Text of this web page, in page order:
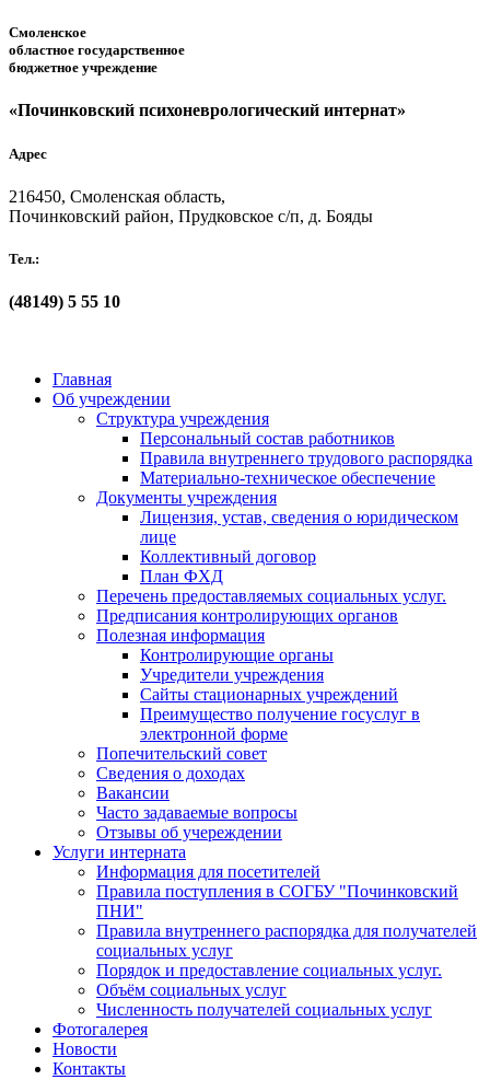
Смоленское
областное государственное
бюджетное учреждение
«Починковский психоневрологический интернат»
Адрес
216450, Смоленская область,
Починковский район, Прудковское с/п, д. Бояды
Тел.:
(48149) 5 55 10
Главная
Об учреждении
Структура учреждения
Персональный состав работников
Правила внутреннего трудового распорядка
Материально-техническое обеспечение
Документы учреждения
Лицензия, устав, сведения о юридическом
лице
Коллективный договор
План ФХД
Перечень предоставляемых социальных услуг.
Предписания контролирующих органов
Полезная информация
Контролирующие органы
Учредители учреждения
Сайты стационарных учреждений
Преимущество получение госуслуг в
электронной форме
Попечительский совет
Сведения о доходах
Вакансии
Часто задаваемые вопросы
Отзывы об учереждении
Услуги интерната
Информация для посетителей
Правила поступления в СОГБУ "Починковский
ПНИ"
Правила внутреннего распорядка для получателей
социальных услуг
Порядок и предоставление социальных услуг.
Объём социальных услуг
Численность получателей социальных услуг
Фотогалерея
Новости
Контакты